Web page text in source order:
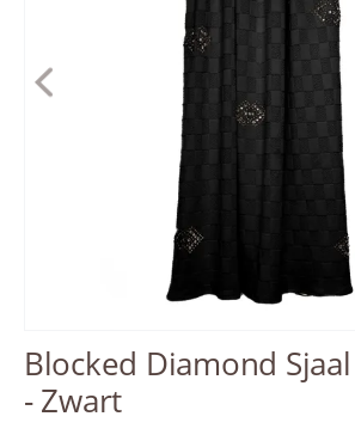
Blocked Diamond Sjaal
- Zwart